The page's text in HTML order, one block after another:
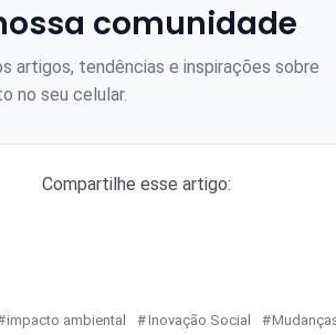
comunidade
artigos, tendências e inspirações sobre
no seu celular.
Compartilhe esse artigo:
impacto ambiental Inovação Social